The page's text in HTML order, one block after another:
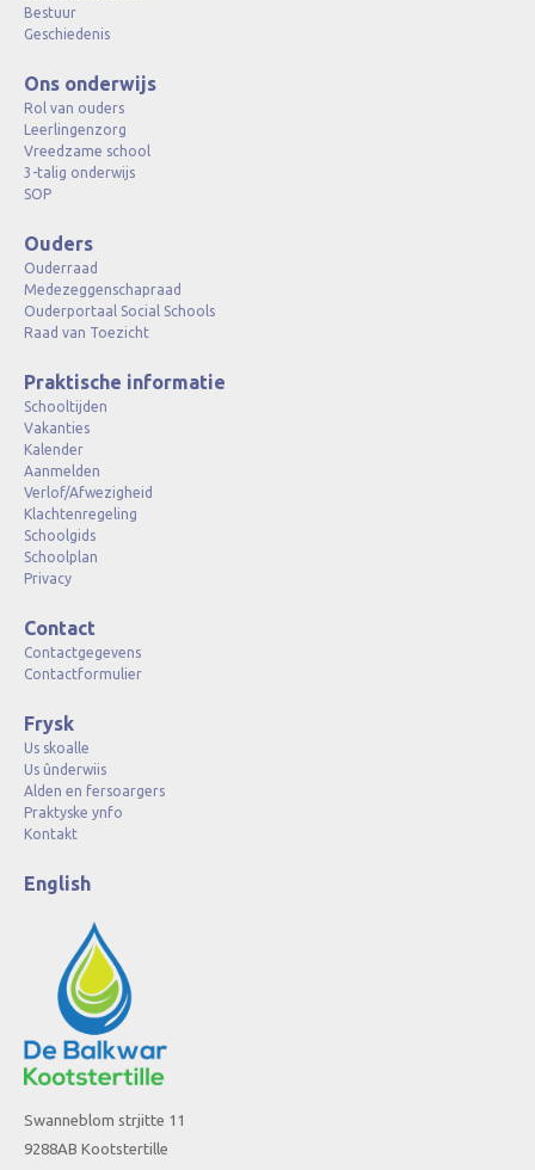
Bestuur
Geschiedenis
Ons onderwijs
Rol van ouders
Leerlingenzorg
Vreedzame school
3-talig onderwijs
SOP
Ouders
Ouderraad
Medezeggenschapraad
Ouderportaal Social Schools
Raad van Toezicht
Praktische informatie
Schooltijden
Vakanties
Kalender
Aanmelden
Verlof/Afwezigheid
Klachtenregeling
Schoolgids
Schoolplan
Privacy
Contact
Contactgegevens
Contactformulier
Frysk
Us skoalle
Us ûnderwiis
Alden en fersoargers
Praktyske ynfo
Kontakt
English
Swanneblom strjitte 11
9288AB Kootstertille